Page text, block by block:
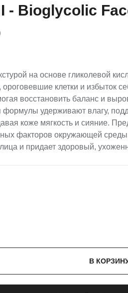
- Bioglycolic
на основе гликолевой
ороговевшие клетки и избыток
восстановить баланс и
удерживают влагу,
коже мягкость и сияние.
факторов окружающей
и придает здоровый,
В